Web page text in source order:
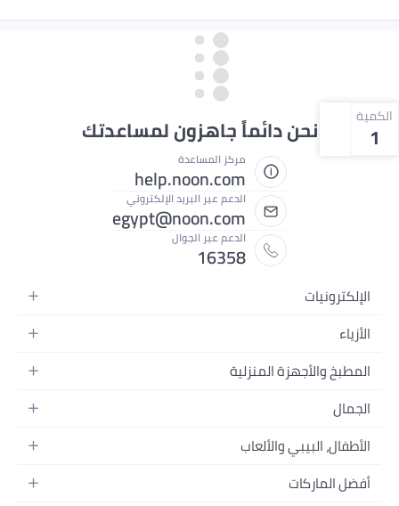
الكمية
1 نحن دائماً جاهزون لمساعدتك
مركز المساعدة
help.noon.com
الدعم عبر البريد الإلكتروني
egypt@noon.com
الدعم عبر الجوال
16358
الإلكترونيات
الهواتف المتحركة
أجهزة الكمبيوتر المحمولة
الأجهزة المنزلية
التلفزيونات
سماعات الرأس
الأزياء
أزياء نسائية
أزياء البنات
أزياء الأولاد
ساعات يد للنساء
المطبخ والأجهزة المنزلية
المطبخ وأدوات الطعام
مستلزمات الحمام
ديكورات المنازل
الجمال
العطور النسائية
المكياج
الأطفال، البيبي والألعاب
عربات الأطفال وإكسسواراتها
أفضل الماركات